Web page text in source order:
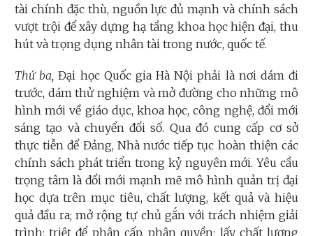
tài chính đặc thù, nguồn lực đủ mạnh và chính sách
vượt trội để xây dựng hạ tầng khoa học hiện đại, thu
hút và trọng dụng nhân tài trong nước, quốc tế.
Thứ ba,Đại học Quốc gia Hà Nội phải là nơi dám đi
trước, dám thử nghiệm và mở đường cho những mô
hình mới về giáo dục, khoa học, công nghệ, đổi mới
sáng tạo và chuyển đổi số. Qua đó cung cấp cơ sở
thực tiễn để Đảng, Nhà nước tiếp tục hoàn thiện các
chính sách phát triển trong kỷ nguyên mới. Yêu cầu
trọng tâm là đổi mới mạnh mẽ mô hình quản trị đại
học dựa trên mục tiêu, chất lượng, kết quả và hiệu
quả đầu ra; mở rộng tự chủ gắn với trách nhiệm giải
trình; triệt để phân cấp, phân quyền; lấy chất lượng